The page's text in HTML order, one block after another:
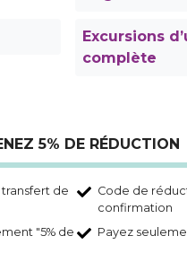
Excursions
complète
5% DE RÉDUCTION
de
Code de
confirmation
"5% de
Payez